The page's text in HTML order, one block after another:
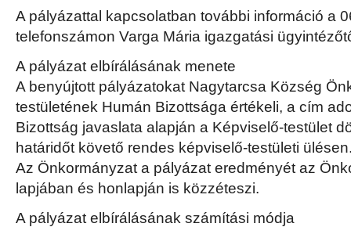
A pályázattal kapcsolatban további információ a
telefonszámon Varga Mária igazgatási
A pályázat elbírálásának menete
A benyújtott pályázatokat Nagytarcsa Község
testületének Humán Bizottsága értékeli, a cím
Bizottság javaslata alapján a Képviselő-testület
határidőt követő rendes képviselő-testületi
Az Önkormányzat a pályázat eredményét az
lapjában és honlapján is közzéteszi.
A pályázat elbírálásának számítási módja